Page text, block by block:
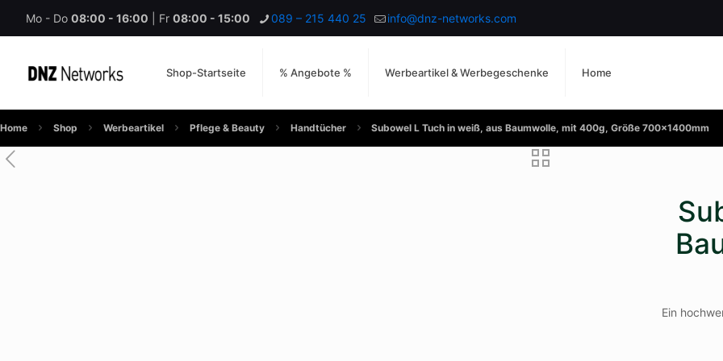
Mo - Do 08:00 - 16:00 | Fr 08:00 - 15:00 089 – 215 440 25 info@dnz-networks.com
Shop-Startseite % Angebote % Werbeartikel & Werbegeschenke Home
Home Shop Werbeartikel Pflege & Beauty Handtücher Subowel L Tuch in weiß, aus Baumwolle, mit 400g, Größe 700x1400mm
Ein